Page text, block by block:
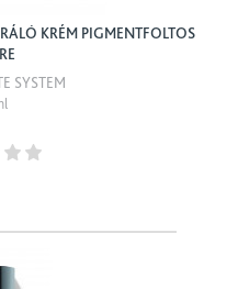
KRÉM PIGMENTFOLTOS
SYSTEM